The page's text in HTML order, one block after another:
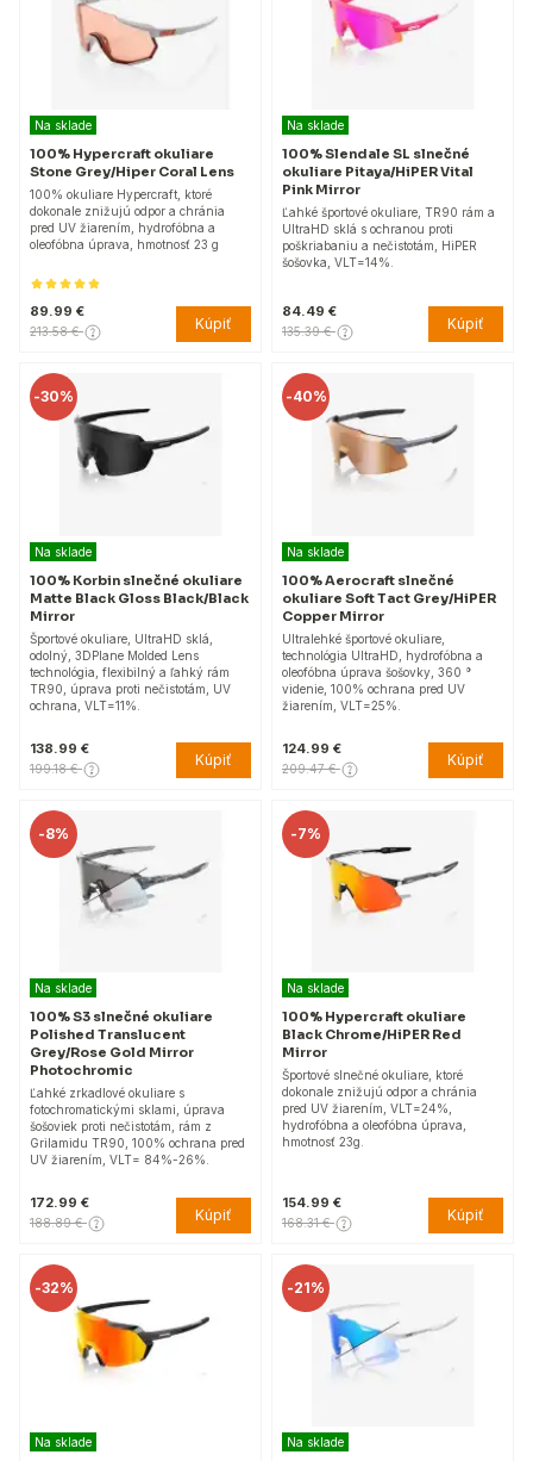
Na sklade
100% Hypercraft okuliare
Stone Grey/Hiper Coral Lens
100% okuliare Hypercraft, ktoré
dokonale znižujú odpor a chránia
pred UV žiarením, hydrofóbna a
oleofóbna úprava, hmotnosť 23 g
89.99 €
213.58 € Kúpiť
Na sklade
100% Slendale SL slnečné
okuliare Pitaya/HiPER Vital
Pink Mirror
Ľahké športové okuliare, TR90 rám a
UltraHD sklá s ochranou proti
poškriabaniu a nečistotám, HiPER
šošovka, VLT=14%.
84.49 €
135.39 € Kúpiť
-30%
Na sklade
100% Korbin slnečné okuliare
Matte Black Gloss Black/Black
Mirror
Športové okuliare, UltraHD sklá,
odolný, 3DPlane Molded Lens
technológia, flexibilný a ľahký rám
TR90, úprava proti nečistotám, UV
ochrana, VLT=11%.
138.99 €
199.18 € Kúpiť
-40%
Na sklade
100% Aerocraft slnečné
okuliare Soft Tact Grey/HiPER
Copper Mirror
Ultralehké športové okuliare,
technológia UltraHD, hydrofóbna a
oleofóbna úprava šošovky, 360 °
videnie, 100% ochrana pred UV
žiarením, VLT=25%.
124.99 €
209.47 € Kúpiť
-8%
Na sklade
100% S3 slnečné okuliare
Polished Translucent
Grey/Rose Gold Mirror
Photochromic
Ľahké zrkadlové okuliare s
fotochromatickými sklami, úprava
šošoviek proti nečistotám, rám z
Grilamidu TR90, 100% ochrana pred
UV žiarením, VLT= 84%-26%.
172.99 €
188.89 € Kúpiť
-7%
Na sklade
100% Hypercraft okuliare
Black Chrome/HiPER Red
Mirror
Športové slnečné okuliare, ktoré
dokonale znižujú odpor a chránia
pred UV žiarením, VLT=24%,
hydrofóbna a oleofóbna úprava,
hmotnosť 23g.
154.99 €
168.31 € Kúpiť
-32%
Na sklade
-21%
Na sklade